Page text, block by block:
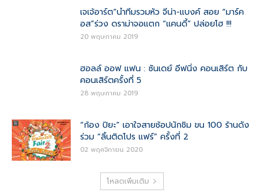
เจเจ้อาร์ต”นำทีมรวมหัว จีน่า-แบงค์ สอย “มาร์ค
อส”ร่วง ดราม่าจอแตก “แคนดี้” ปล่อยโฮ !!!
20 พฤษภาคม 2019
ฮอลล์ ออฟ แฟน : ซันเดย์ อีฟนิ่ง คอนเสิร์ต กับ
คอนเสิร์ตครั้งที่ 5
28 พฤษภาคม 2019
“ก้อง ปิยะ” เอาใจสายช้อปนักชิม ขน 100 ร้านดัง
ร่วม “ลิ้นติดโปร แฟร์” ครั้งที่ 2
02 พฤศจิกายน 2020
โหลดเพิ่มเติม